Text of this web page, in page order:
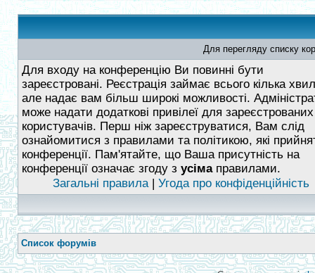
Для перегляду списку
Для входу на конференцію Ви повинні бути
зареєстровані. Реєстрація займає всього кілька
але надає вам більш широкі можливості.
може надати додаткові привілеї для зареєстрованих
користувачів. Перш ніж зареєструватися, Вам слід
ознайомитися з правилами та політикою, які
конференції. Пам'ятайте, що Ваша присутність на
конференції означає згоду з усімаправилами.
Загальні правила| Угода про конфіденційність
Список форумів